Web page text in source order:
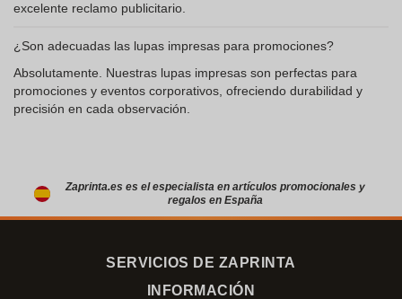
excelente reclamo publicitario.
¿Son adecuadas las lupas impresas para promociones?
Absolutamente. Nuestras lupas impresas son perfectas para
promociones y eventos corporativos, ofreciendo durabilidad y
precisión en cada observación.
Zaprinta.es es el especialista en artículos promocionales y
regalos en España
SERVICIOS DE ZAPRINTA
INFORMACIÓN